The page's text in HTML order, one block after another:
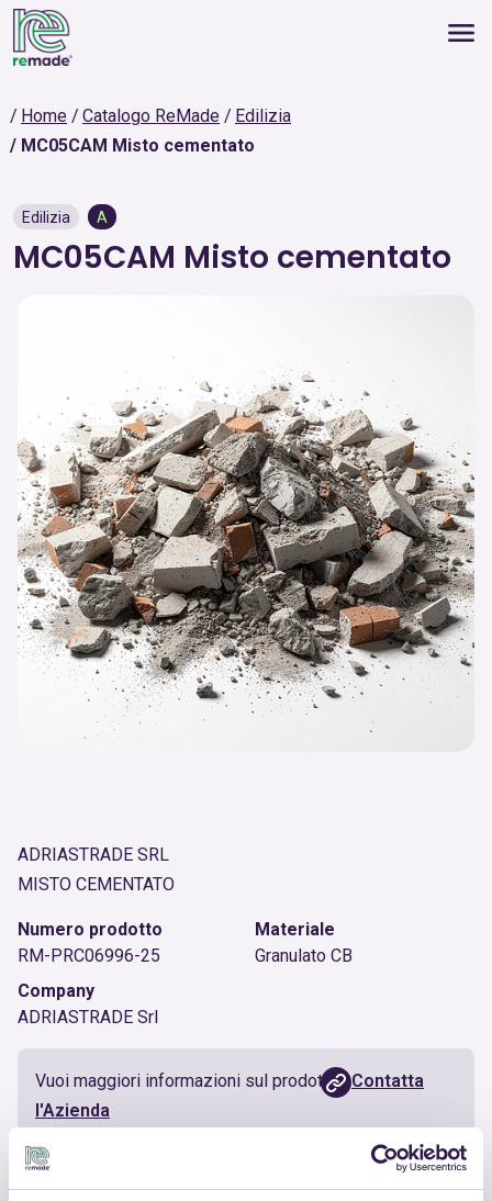
Home Catalogo ReMade
Edilizia
MC05CAM Misto cementato
Edilizia A
MC05CAM Misto cementato
ADRIASTRADE SRL
MISTO CEMENTATO
Numero prodotto
RM-PRC06996-25
Materiale
Granulato CB
Company
ADRIASTRADE Srl
Vuoi maggiori informazioni sul prodotto? Contatta
l'Azienda
Documenti utili